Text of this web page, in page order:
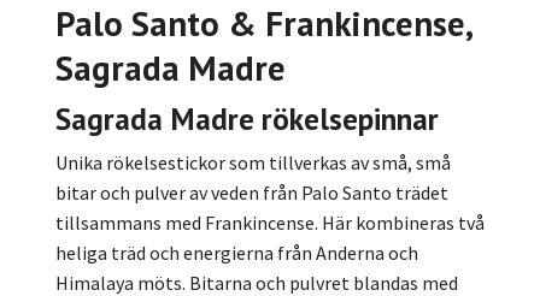
Palo Santo & Frankincense,
Sagrada Madre
Sagrada Madre rökelsepinnar
Unika rökelsestickor som tillverkas av små, små
bitar och pulver av veden från Palo Santo trädet
tillsammans med Frankincense. Här kombineras två
heliga träd och energierna från Anderna och
Himalaya möts. Bitarna och pulvret blandas med